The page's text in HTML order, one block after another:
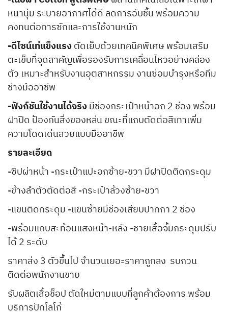
หนานุ่ม ระบายอากาศได้ดี ลดการอับชื้น พร้อมความ
คงทนต่อการซักและการใช้งานหนัก
-ดีไซน์เท่แข็งแรงตัดเย็บด้วยเทคนิคพิเศษ พร้อมเสริม
ตะเข็บที่จุดสาคัญเพื่อรองรับการเคลื่อนไหวอย่างคล่อง
ตัว เหมาะสำหรับงานอุตสาหกรรม งานซ่อมบำรุงหรือทีม
ช่างมืออาชีพ
-ฟังก์ชันใช้งานได้จริงมีช่องกระเป๋าหน้าอก 2 ช่อง พร้อม
ฝาปิด ป้องกันสิ่งของหล่น ขณะที่แถบตัดต่อสีเทาเพิ่ม
ความโดดเด่นสวยแบบมืออาชีพ
รายละเอียด
-ซิปผ่าหน้า -กระเป๋าแปะอกซ้าย-ขวา มีฝาปิดติดกระดุม
-ข้างลำตัวตัดต่อสี -กระเป๋าล้วงซ้าย-ขวา
-แขนติดกระดุม -แขนซ้ายมีช่องเสียบปากกา 2 ช่อง
-พร้อมแถบสะท้อนแสงหน้า-หลัง -ชายเสื้อจั้มกระดุมปรับ
ได้ 2 ระดับ
ราคาส่ง 3 ตัวขึ้นไป จำนวนเยอะราคาถูกลง รบกวน
ติดต่อพนักงานขาย
รับผลิตเสื้อช็อป ตัดใหม่ตามแบบที่ลูกค้าต้องการ พร้อม
บริการปักโลโก้